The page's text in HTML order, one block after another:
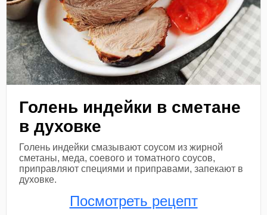
Голень индейки в сметане
в духовке
Голень индейки смазывают соусом из жирной
сметаны, меда, соевого и томатного соусов,
приправляют специями и приправами, запекают в
духовке.
Посмотреть рецепт